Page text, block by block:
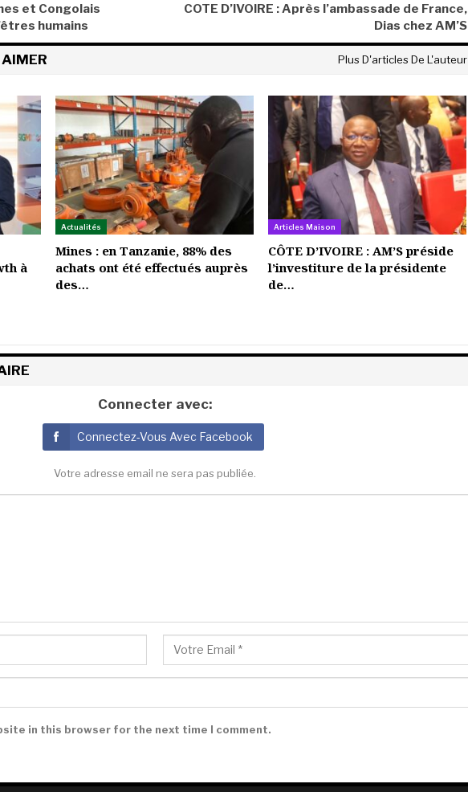
et Congolais
humains
COTE D’IVOIRE : Après l’ambassade de France,
Dias chez AM’S
Plus D'articles De L'auteur
à
Actualités
Mines : en Tanzanie, 88% des
achats ont été effectués auprès
des…
Articles Maison
CÔTE D’IVOIRE : AM’S préside
l’investiture de la présidente
de…
Connecter avec:
Connectez-Vous Avec Facebook
Votre adresse email ne sera pas publiée.
in this browser for the next time I comment.